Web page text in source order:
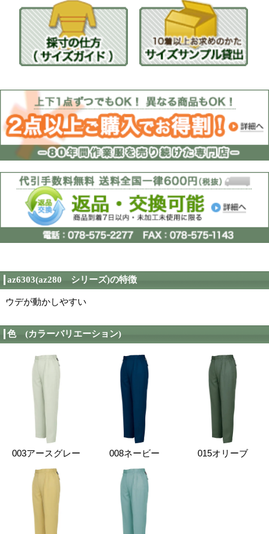
色
008ネービー
015オリーブ
019マスタード
サイズ
S,M,L,LL,3L,4L,5L
>>サイズ表
最大サイズ
5L
スソ直し
スソ直し@600円(税
用途
秋冬用
素材
ポリエステル65％・
製造者
アイトス株式会社
在庫情報
ますが、更新のタイ
在庫と異なる場合が
ご了承ください。
az6303 サイズ表（単
サイズ
M L LL
ウエスト 60-67 65-71
股下